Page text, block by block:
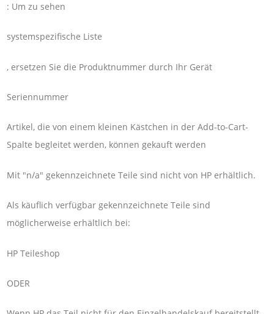
: Um zu sehen
systemspezifische Liste
, ersetzen Sie die Produktnummer durch Ihr Gerät
Seriennummer
Artikel, die von einem kleinen Kästchen in der Add-to-Cart-
Spalte begleitet werden, können gekauft werden
Mit "n/a" gekennzeichnete Teile sind nicht von HP erhältlich.
Als käuflich verfügbar gekennzeichnete Teile sind
möglicherweise erhältlich bei:
HP Teileshop
ODER